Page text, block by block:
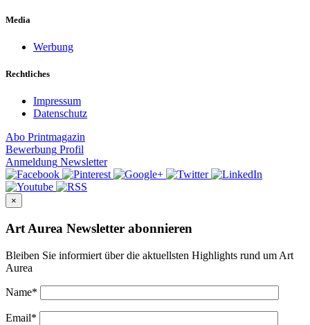
Media
Werbung
Rechtliches
Impressum
Datenschutz
Abo Printmagazin
Bewerbung Profil
Anmeldung Newsletter
×
Art Aurea Newsletter abonnieren
Bleiben Sie informiert über die aktuellsten Highlights rund um Art
Aurea
Name*
Email*